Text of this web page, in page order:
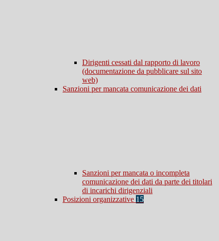
Dirigenti cessati dal rapporto di lavoro
(documentazione da pubblicare sul sito
web)
Sanzioni per mancata comunicazione dei dati
Sanzioni per mancata o incompleta
comunicazione dei dati da parte dei titolari
di incarichi dirigenziali
Posizioni organizzative 15